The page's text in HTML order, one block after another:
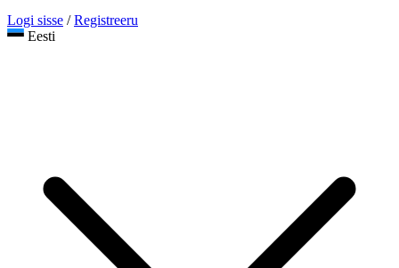
Logi sisse / Registreeru
Eesti